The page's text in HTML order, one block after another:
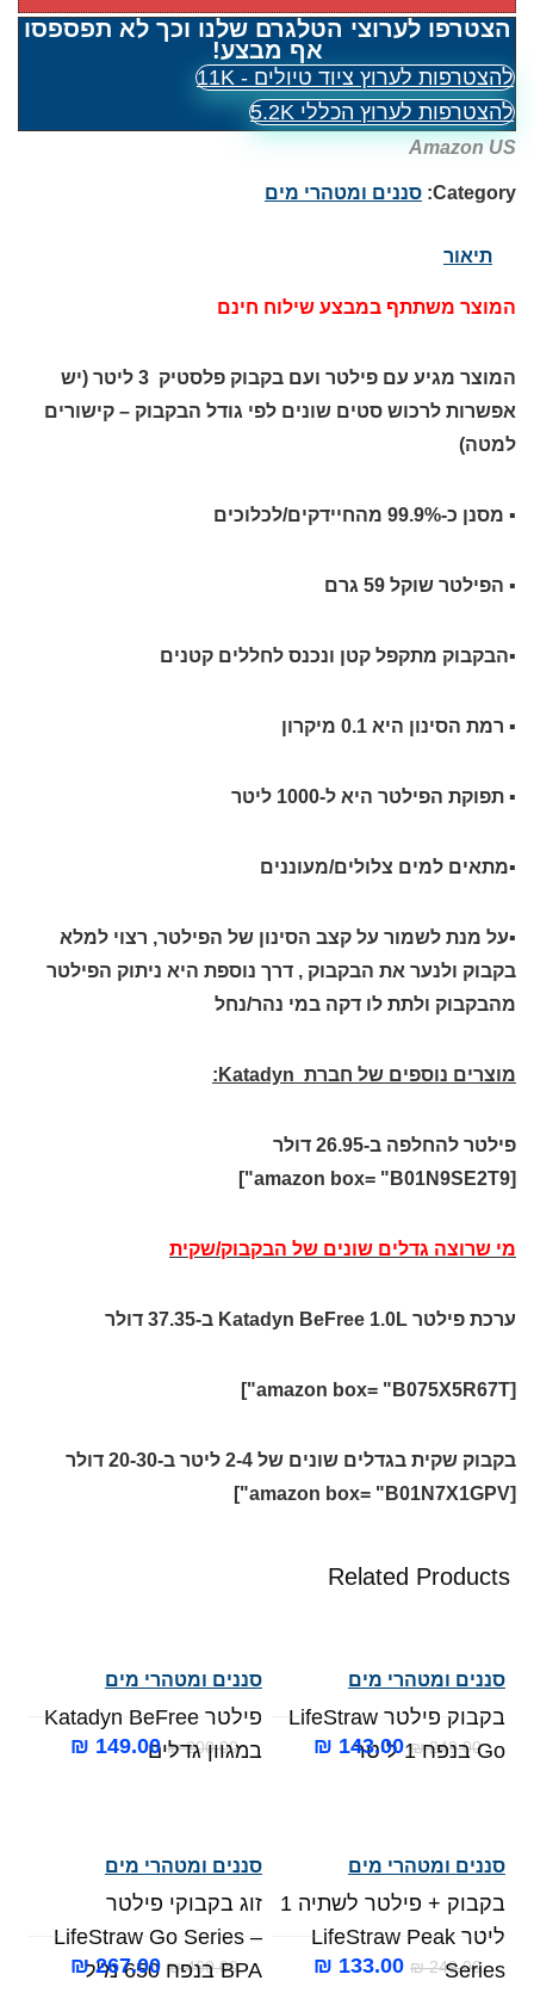
הצטרפו לערוצי הטלגרם שלנו וכך לא תפספסו
אף מבצע!
להצטרפות לערוץ ציוד טיולים - 11K
להצטרפות לערוץ הכללי 5.2K
Amazon US
Category: סננים ומטהרי מים
תיאור
המוצר משתתף במבצע שילוח חינם
המוצר מגיע עם פילטר ועם בקבוק פלסטיק 3 ליטר (
יש
אפשרות לרכוש סטים שונים לפי גודל הבקבוק – קישורים
למטה)
▪ מסנן כ-99.9% מהחיידקים/לכלוכים
▪ הפילטר שוקל 59 גרם
▪הבקבוק מתקפל קטן ונכנס לחללים קטנים
▪ רמת הסינון היא 0.1 מיקרון
▪ תפוקת הפילטר היא ל-1000 ליטר
▪מתאים למים צלולים/מעוננים
▪על מנת לשמור על קצב הסינון של הפילטר, רצוי למלא
בקבוק ולנער את הבקבוק , דרך נוספת היא ניתוק הפילטר
מהבקבוק ולתת לו דקה במי נהר/נחל
מוצרים נוספים של חברת Katadyn:
פילטר להחלפה ב-26.95 דולר
[amazon box= "B01N9SE2T9"]
מי שרוצה גדלים שונים של הבקבוק/שקית
ערכת פילטר Katadyn BeFree 1.0L ב-37.35 דולר
[amazon box= "B075X5R67T"]
בקבוק שקית בגדלים שונים של 2-4 ליטר ב-20-30 דולר
[amazon box= "B01N7X1GPV"]
Related Products
סננים ומטהרי מים
בקבוק פילטר LifeStraw
Go בנפח 1 ליטר
₪249.00
המחיר ₪ 143.00
המחיר
סננים ומטהרי מים
פילטר Katadyn BeFree
במגוון גדלים
₪200.00
המחיר ₪ 149.00
סננים ומטהרי מים
בקבוק + פילטר לשתיה 1
ליטר LifeStraw Peak
Series
₪249.00
המחיר ₪ 133.00
המחיר
סננים ומטהרי מים
זוג בקבוקי פילטר
LifeStraw Go Series –
BPA בנפח 650 מ"ל
₪460.00
המחיר ₪267.00